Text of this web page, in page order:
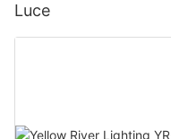
Luce